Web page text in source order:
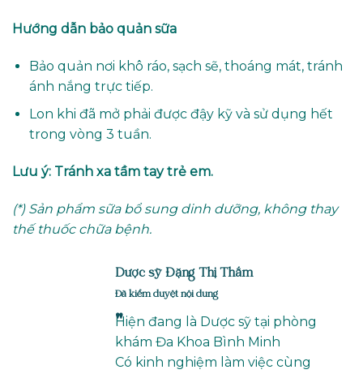
Hướng dẫn bảo quản sữa
Bảo quản nơi khô ráo, sạch sẽ, thoáng mát, tránh
ánh nắng trực tiếp.
Lon khi đã mở phải được đậy kỹ và sử dụng hết
trong vòng 3 tuần.
Lưu ý: Tránh xa tầm tay trẻ em.
(*) Sản phẩm sữa bổ sung dinh dưỡng, không thay
thế thuốc chữa bệnh.
Dược sỹ Đặng Thị Thắm
Đã kiểm duyệt nội dung
"
Hiện đang là Dược sỹ tại phòng
khám Đa Khoa Bình Minh
Có kinh nghiệm làm việc cùng